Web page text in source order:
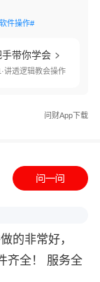
件操作#
手带你学会
讲透逻辑教会操作
问财App下载
的非常好，
齐全！ 服务全